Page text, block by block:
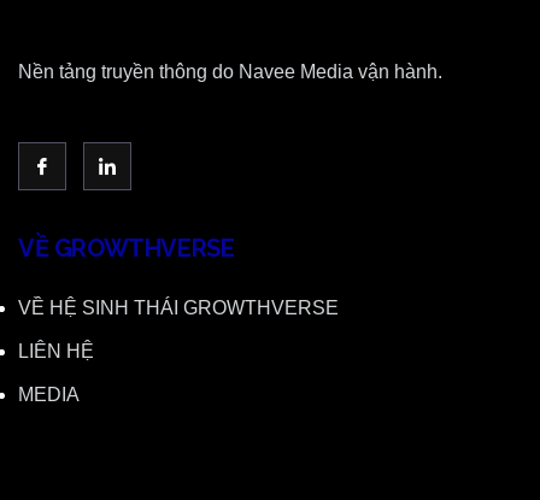
Nền tảng truyền thông do Navee Media vận hành.
VỀ GROWTHVERSE
VỀ HỆ SINH THÁI GROWTHVERSE
LIÊN HỆ
MEDIA